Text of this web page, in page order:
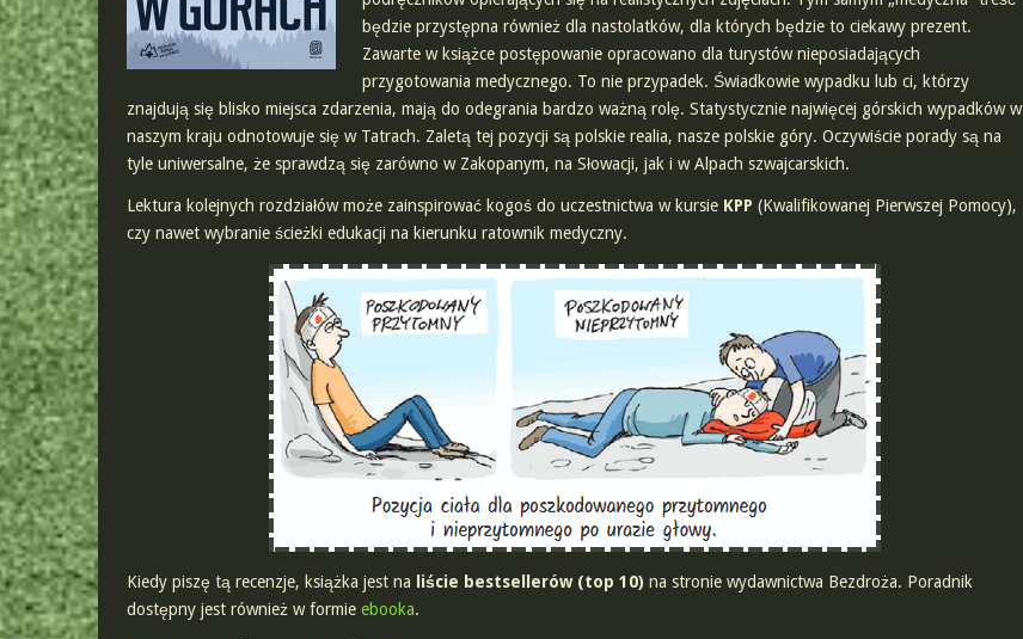
będzie przystępna również dla nastolatków, dla których będzie to ciekawy prezent.
Zawarte w książce postępowanie opracowano dla turystów nieposiadających
przygotowania medycznego. To nie przypadek. Świadkowie wypadku lub ci, którzy
znajdują się blisko miejsca zdarzenia, mają do odegrania bardzo ważną rolę. Statystycznie najwięcej górskich wypadków w
naszym kraju odnotowuje się w Tatrach. Zaletą tej pozycji są polskie realia, nasze polskie góry. Oczywiście porady są na
tyle uniwersalne, że sprawdzą się zarówno w Zakopanym, na Słowacji, jak i w Alpach szwajcarskich.
Lektura kolejnych rozdziałów może zainspirować kogoś do uczestnictwa w kursie KPP (Kwalifikowanej Pierwszej Pomocy),
czy nawet wybranie ścieżki edukacji na kierunku ratownik medyczny.
Kiedy piszę tą recenzje, książka jest na liście bestsellerów (top 10) na stronie wydawnictwa Bezdroża. Poradnik
dostępny jest również w formie ebooka.